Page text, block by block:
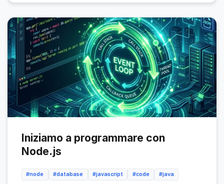
Iniziamo a programmare con
Node.js
#node #database #javascript #code #java